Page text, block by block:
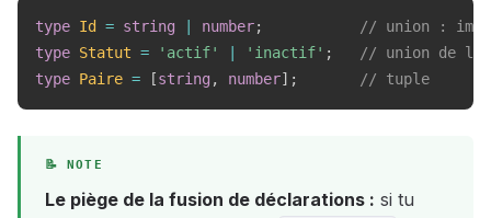
type Id = string number;
// union :
type Statut = 'actif' 'inactif' ;
// union de
type Paire = [string , number] ; // tuple
Le piège de la fusion de déclarations : si tu